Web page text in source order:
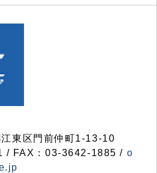
東区門前仲町1-13-10
/ FAX：03-3642-1885 / o